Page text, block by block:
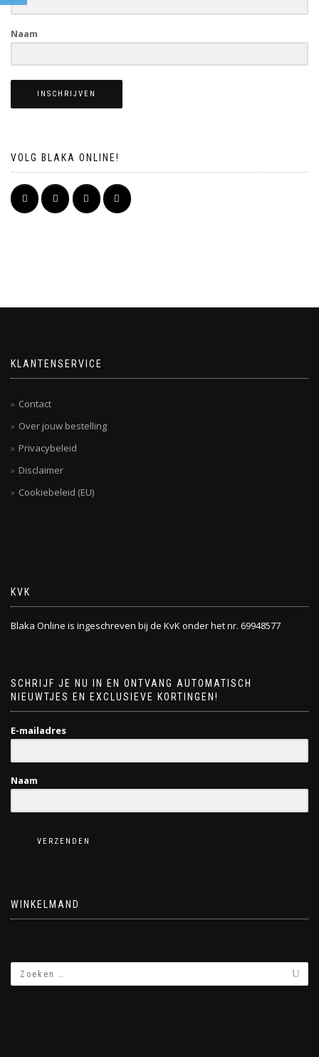
Naam
INSCHRIJVEN
VOLG BLAKA ONLINE!
KLANTENSERVICE
Contact
Over jouw bestelling
Privacybeleid
Disclaimer
Cookiebeleid (EU)
KVK
Blaka Online is ingeschreven bij de KvK onder het nr. 69948577
SCHRIJF JE NU IN EN ONTVANG AUTOMATISCH
NIEUWTJES EN EXCLUSIEVE KORTINGEN!
E-mailadres
Naam
VERZENDEN
WINKELMAND